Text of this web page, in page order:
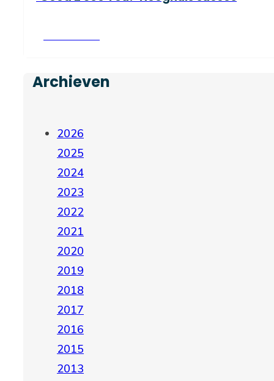
Archieven
2026
2025
2024
2023
2022
2021
2020
2019
2018
2017
2016
2015
2013